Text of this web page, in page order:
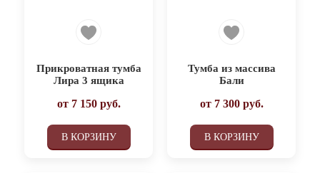
Прикроватная тумба
Лира 3 ящика
от 7 150руб.
В КОРЗИНУ
Тумба из массива
Бали
от 7 300руб.
В КОРЗИНУ